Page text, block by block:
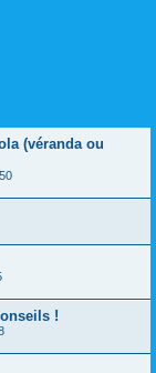
(véranda ou
!